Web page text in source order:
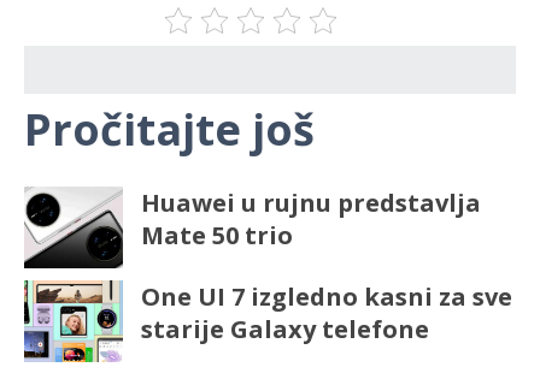
Pročitajte još
Huawei u rujnu predstavlja
Mate 50 trio
One UI 7 izgledno kasni za sve
starije Galaxy telefone